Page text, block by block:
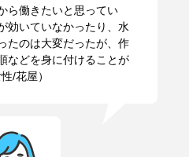
ら働きたいと思ってい
効いていなかったり、水
たのは大変だったが、作
などを身に付けることが
/花屋）